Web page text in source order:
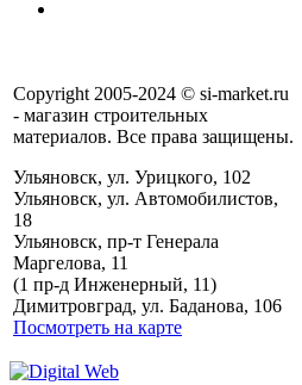
Copyright 2005-2024 © si-market.ru
- магазин строительных
материалов. Все права защищены.
Ульяновск, ул. Урицкого, 102
Ульяновск, ул. Автомобилистов,
18
Ульяновск, пр-т Генерала
Маргелова, 11
(1 пр-д Инженерный, 11)
Димитровград, ул. Баданова, 106
Посмотреть на карте